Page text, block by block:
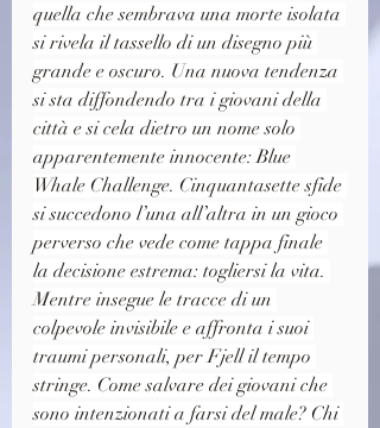
quella che sembrava una morte isolata
si rivela il tassello di un disegno più
grande e oscuro. Una nuova tendenza
si sta diffondendo tra i giovani della
città e si cela dietro un nome solo
apparentemente innocente: Blue
Whale Challenge. Cinquantasette sfide
si succedono l’una all’altra in un gioco
perverso che vede come tappa finale
la decisione estrema: togliersi la vita.
Mentre insegue le tracce di un
colpevole invisibile e affronta i suoi
traumi personali, per Fjell il tempo
stringe. Come salvare dei giovani che
sono intenzionati a farsi del male? Chi